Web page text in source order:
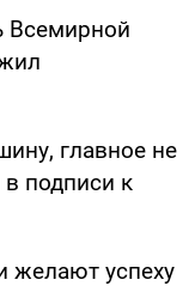
Всемирной
главное не
в подписи к
желают успеху